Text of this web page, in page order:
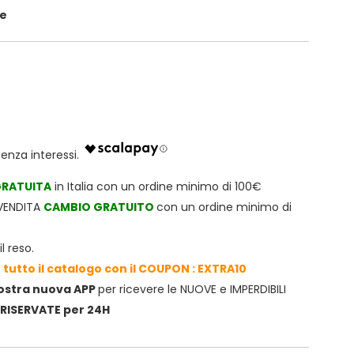
in Italia con un ordine minimo di 100€
CAMBIO GRATUITOcon un ordine minimo di
reso.
tutto il catalogo con il COUPON : EXTRA10
nuova APPper ricevere le NUOVE e IMPERDIBILI
per 24H